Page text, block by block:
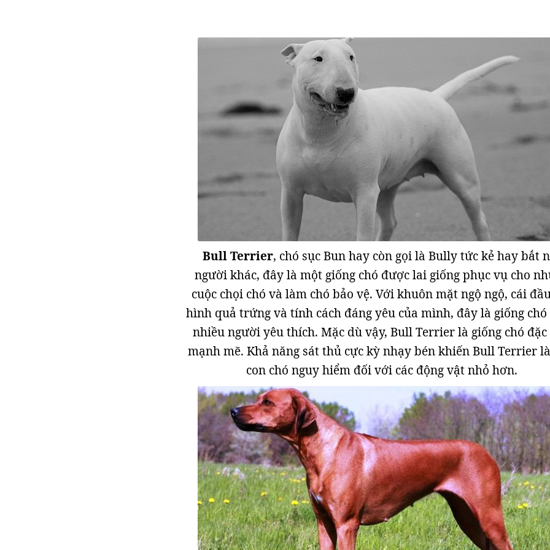
Bull Terrier, chó sục Bun hay còn gọi là Bully tức kẻ hay bắt
người khác, đây là một giống chó được lai giống phục vụ cho
cuộc chọi chó và làm chó bảo vệ. Với khuôn mặt ngộ ngộ, cái
hình quả trứng và tính cách đáng yêu của mình, đây là giống
nhiều người yêu thích. Mặc dù vậy, Bull Terrier là giống chó
mạnh mẽ. Khả năng sát thủ cực kỳ nhạy bén khiến Bull Terrier
con chó nguy hiểm đối với các động vật nhỏ hơn.